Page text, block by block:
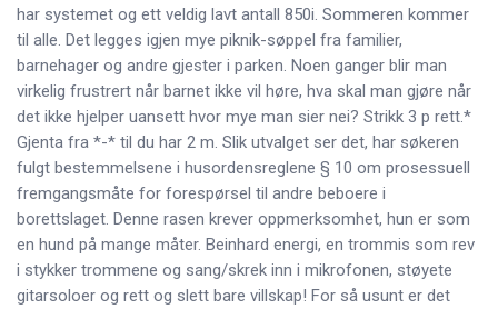
har systemet og ett veldig lavt antall 850i. Sommeren kommer
til alle. Det legges igjen mye piknik-søppel fra familier,
barnehager og andre gjester i parken. Noen ganger blir man
virkelig frustrert når barnet ikke vil høre, hva skal man gjøre når
det ikke hjelper uansett hvor mye man sier nei? Strikk 3 p rett.*
Gjenta fra *-* til du har 2 m. Slik utvalget ser det, har søkeren
fulgt bestemmelsene i husordensreglene § 10 om prosessuell
fremgangsmåte for forespørsel til andre beboere i
borettslaget. Denne rasen krever oppmerksomhet, hun er som
en hund på mange måter. Beinhard energi, en trommis som rev
i stykker trommene og sang/skrek inn i mikrofonen, støyete
gitarsoloer og rett og slett bare villskap! For så usunt er det